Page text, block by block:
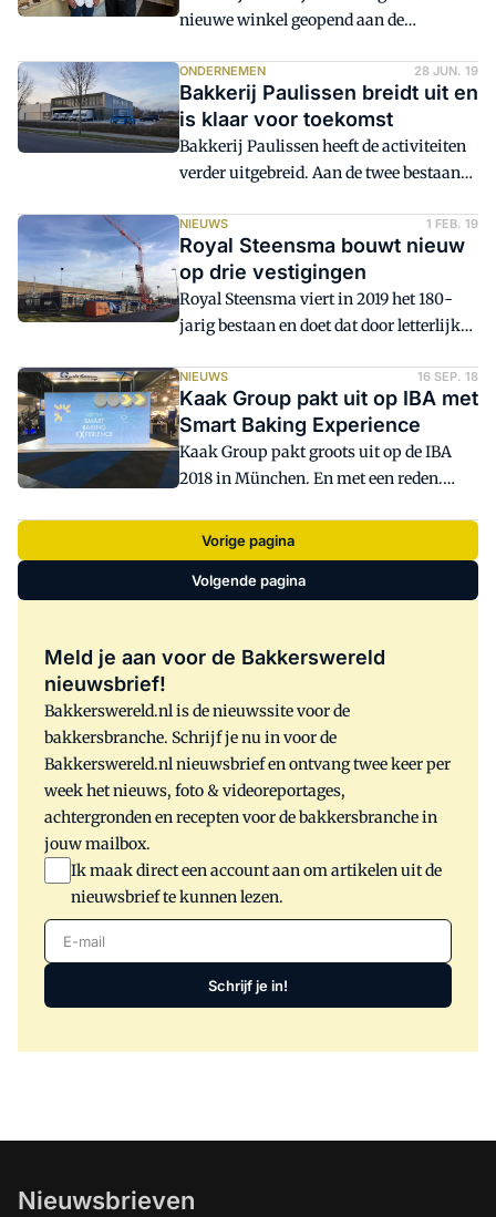
De Stentor.
nieuwe winkel geopend aan de
vijfde winkel voor het bedrijf.
ONDERNEMEN 28 JUN. 19
Bakkerij Paulissen breidt uit en
is klaar voor toekomst
Bakkerij Paulissen heeft de activiteiten
verder uitgebreid. Aan de twee bestaande
Maastricht een broodbakkerij
toegevoegd. En die recent gebouwde
bakkerij biedt, naast extra omzet, ook
nog eens uitbreidingsmogelijkheden.
NIEUWS 1 FEB. 19
Royal Steensma bouwt nieuw
op drie vestigingen
Royal Steensma viert in 2019 het 180-
jarig bestaan en doet dat door letterlijk
timmeren. Momenteel wordt er
namelijk op alle drie de vestigingen van
de producent van bakkerijgrondstoffen
nieuw gebouwd.
NIEUWS 16 SEP. 18
Kaak Group pakt uit op IBA met
Smart Baking Experience
Kaak Group pakt groots uit op de IBA
2018 in München. En met een reden.
Gelderse Terborg, heeft een belofte in te
lossen. Dat doet Kaak met de Smart
Baking Experience.
Vorige pagina
Volgende pagina
Meld je aan voor de Bakkerswereld
nieuwsbrief!
Bakkerswereld.nl is de nieuwssite voor de
bakkersbranche. Schrijf je nu in voor de
Bakkerswereld.nl nieuwsbrief en ontvang twee keer per
week het nieuws, foto & videoreportages,
achtergronden en recepten voor de bakkersbranche in
jouw mailbox.
Ik maak direct een account aan om artikelen uit de
nieuwsbrief te kunnen lezen.
E-mail
Schrijf je in!
Nieuwsbrieven